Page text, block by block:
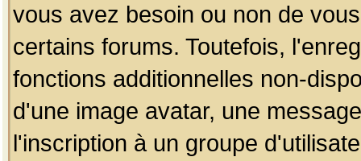
vous avez besoin ou non de
certains forums. Toutefois,
fonctions additionnelles non-
d'une image avatar, une
l'inscription à un groupe